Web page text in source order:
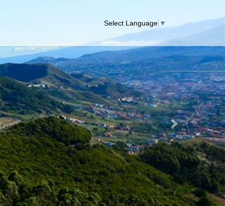
Select Language ▼
Next